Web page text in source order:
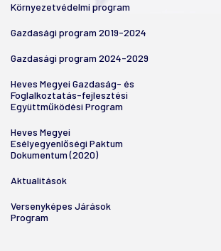
Környezetvédelmi program
Gazdasági program 2019-2024
Gazdasági program 2024-2029
Heves Megyei Gazdaság- és
Foglalkoztatás-fejlesztési
Együttműködési Program
Heves Megyei
Esélyegyenlőségi Paktum
Dokumentum (2020)
Aktualitások
Versenyképes Járások
Program